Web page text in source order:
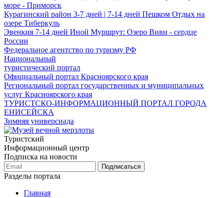
море - Приморск
Курагинский район 3-7 дней | 7-14 дней Пешком Отдых на
озере Тиберкуль
Эвенкия 7-14 дней Иной Муршрут: Озеро Виви - сердце
России
Федеральное агентство по туризму РФ
Национальный
туристический портал
Официальный портал Красноярского края
Региональный портал государственных и муниципальных
услуг Красноярского края
ТУРИСТСКО-ИНФОРМАЦИОННЫЙ ПОРТАЛ ГОРОДА
ЕНИСЕЙСКА
Зимняя универсиада
Туристский
Информационный центр
Подписка на новости
Подписаться
Разделы портала
Главная